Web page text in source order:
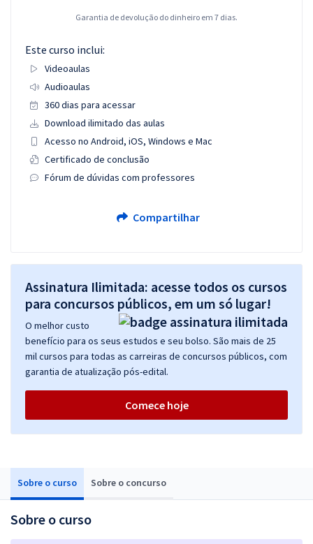
Sobre o curso Sobre o concurso
Sobre o curso
Garantia de devolução do dinheiro em 7 dias.
Este curso inclui:
Videoaulas
Audioaulas
360 dias para acessar
Download ilimitado das aulas
Acesso no Android, iOS, Windows e Mac
Certificado de conclusão
Fórum de dúvidas com professores
Compartilhar
Assinatura Ilimitada: acesse todos os cursos
para concursos públicos, em um só lugar!
O melhor custo
benefício para os seus estudos e seu bolso. São mais de 25
mil cursos para todas as carreiras de concursos públicos, com
garantia de atualização pós-edital.
Comece hoje